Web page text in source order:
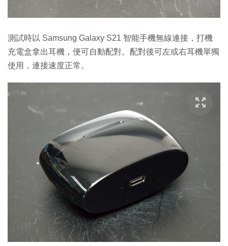
測試時以 Samsung Galaxy S21 智能手機無線連接，打機
充電盒拿出耳機，便可自動配對。配對後可左或右耳機單獨
使用，連接速度正常。